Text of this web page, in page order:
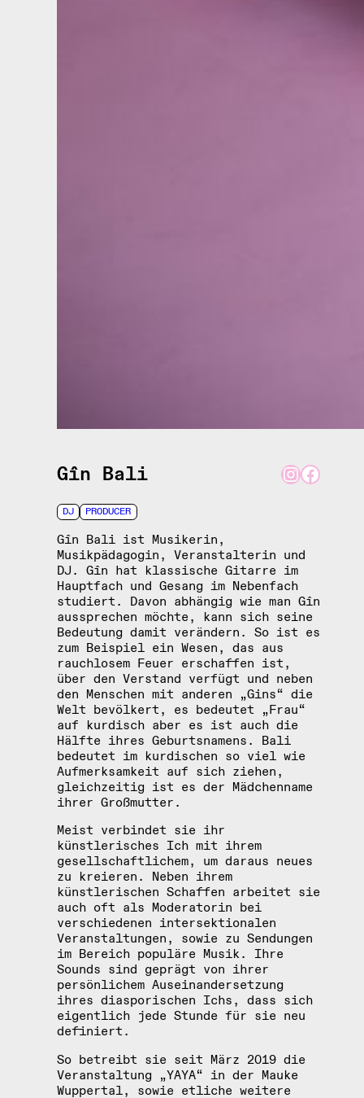
Gîn Bali Instagram Facebook
DJ PRODUCER
Gîn Bali ist Musikerin,
Musikpädagogin, Veranstalterin und
DJ. Gîn hat klassische Gitarre im
Hauptfach und Gesang im Nebenfach
studiert. Davon abhängig wie man Gîn
aussprechen möchte, kann sich seine
Bedeutung damit verändern. So ist es
zum Beispiel ein Wesen, das aus
rauchlosem Feuer erschaffen ist,
über den Verstand verfügt und neben
den Menschen mit anderen „Gins“ die
Welt bevölkert, es bedeutet „Frau“
auf kurdisch aber es ist auch die
Hälfte ihres Geburtsnamens. Bali
bedeutet im kurdischen so viel wie
Aufmerksamkeit auf sich ziehen,
gleichzeitig ist es der Mädchenname
ihrer Großmutter.
Meist verbindet sie ihr
künstlerisches Ich mit ihrem
gesellschaftlichem, um daraus neues
zu kreieren. Neben ihrem
künstlerischen Schaffen arbeitet sie
auch oft als Moderatorin bei
verschiedenen intersektionalen
Veranstaltungen, sowie zu Sendungen
im Bereich populäre Musik. Ihre
Sounds sind geprägt von ihrer
persönlichem Auseinandersetzung
ihres diasporischen Ichs, dass sich
eigentlich jede Stunde für sie neu
definiert.
So betreibt sie seit März 2019 die
Veranstaltung „YAYA“ in der Mauke
Wuppertal, sowie etliche weitere